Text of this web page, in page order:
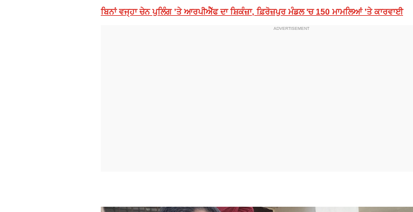
ਬਿਨਾਂ ਵਜ੍ਹਾ ਚੇਨ ਪੁਲਿੰਗ ’ਤੇ ਆਰਪੀਐੱਫ ਦਾ ਸ਼ਿਕੰਜ਼ਾ, ਫ਼ਿਰੋਜ਼ਪੁਰ ਮੰਡਲ 'ਚ 150 ਮਾਮਲਿਆਂ ’ਤੇ ਕਾਰਵਾਈ